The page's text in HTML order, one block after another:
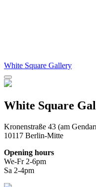
White Square Gallery
White Square
Kronenstraße 43 (am
10117 Berlin-Mitte
Opening hours
We-Fr 2-6pm
Sa 2-4pm